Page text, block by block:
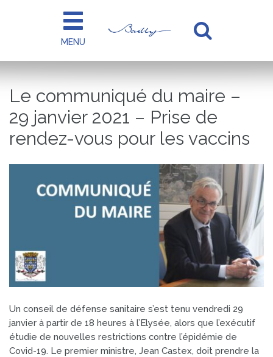
MENU
à
la
Le communiqué du maire –
29 janvier 2021 – Prise de
rendez-vous pour les vaccins
Un conseil de défense sanitaire s’est tenu vendredi 29
janvier à partir de 18 heures à l’Elysée, alors que l’exécutif
étudie de nouvelles restrictions contre l’épidémie de
Covid-19. Le premier ministre, Jean Castex, doit prendre la